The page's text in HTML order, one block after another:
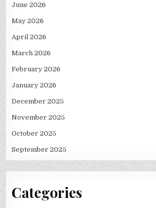
June 2026
May 2026
April 2026
March 2026
February 2026
January 2026
December 2025
November 2025
October 2025
September 2025
Categories